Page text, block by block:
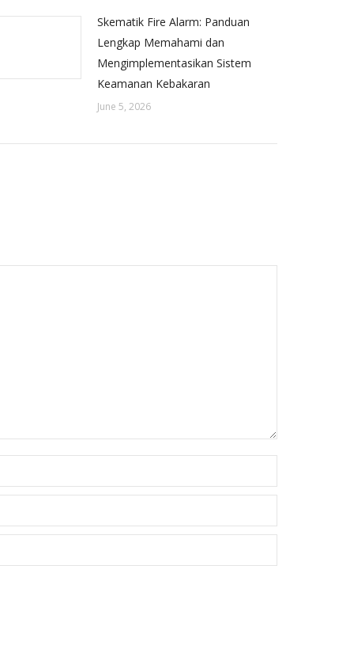
Skematik Fire Alarm: Panduan
Lengkap Memahami dan
Mengimplementasikan Sistem
Keamanan Kebakaran
June 5, 2026